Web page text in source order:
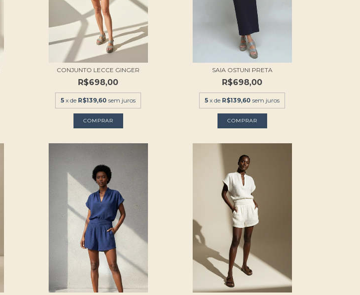
CONJUNTO LECCE GINGER
R$698,00
5 x de R$139,60 sem juros
COMPRAR
SAIA OSTUNI PRETA
R$698,00
5 x de R$139,60 sem juros
COMPRAR